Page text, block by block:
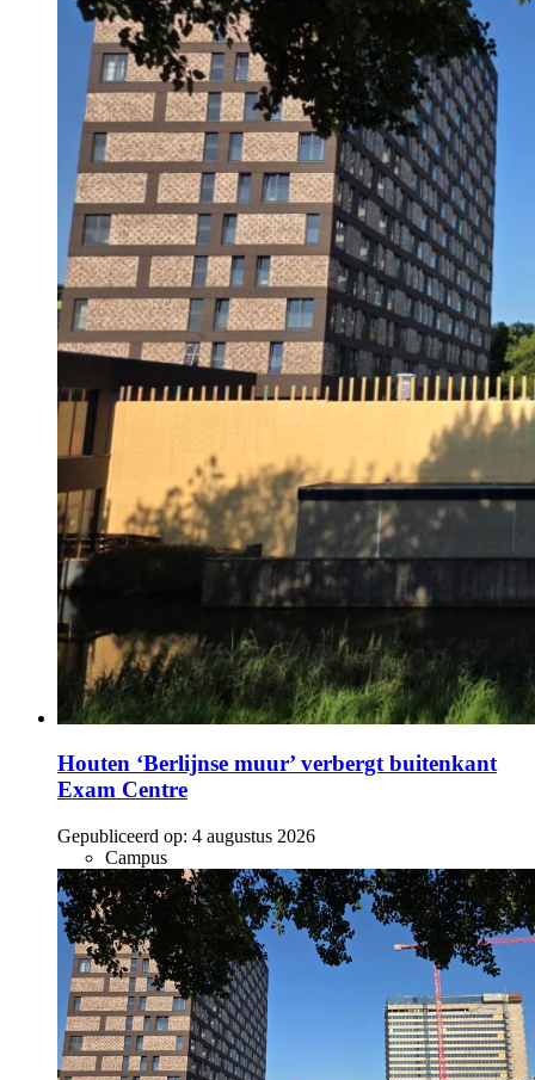
Houten ‘Berlijnse muur’ verbergt buitenkant
Exam Centre
Gepubliceerd op: 4 augustus 2026
Campus